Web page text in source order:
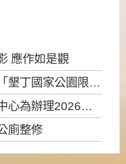
應作如是觀
憩活動之種類、範圍、時間及行為」，自即日生效。
賽，陸、海、空域警戒及協調相關事宜，因颱風備案事宜
廁整修